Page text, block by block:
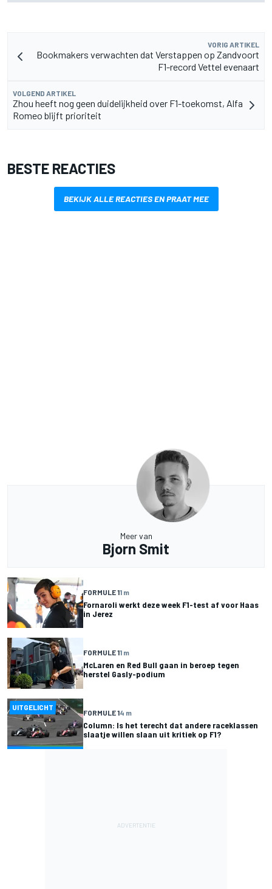
VORIG ARTIKEL
Bookmakers verwachten dat Verstappen op Zandvoort
F1-record Vettel evenaart
VOLGEND ARTIKEL
Zhou heeft nog geen duidelijkheid over F1-toekomst, Alfa
Romeo blijft prioriteit
BESTE REACTIES
BEKIJK ALLE REACTIES EN PRAAT MEE
Meer van
Bjorn Smit
FORMULE 11 m
Fornaroli werkt deze week F1-test af voor Haas
in Jerez
FORMULE 11 m
McLaren en Red Bull gaan in beroep tegen
herstel Gasly-podium
UITGELICHT
FORMULE 14 m
Column: Is het terecht dat andere raceklassen
slaatje willen slaan uit kritiek op F1?